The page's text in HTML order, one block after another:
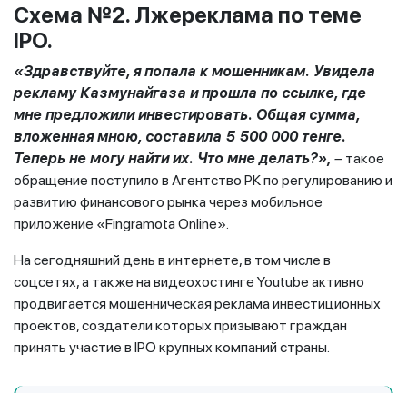
Схема №2. Лжереклама по теме
IPO.
«Здравствуйте, я попала к мошенникам. Увидела
рекламу Казмунайгаза и прошла по ссылке, где
мне предложили инвестировать. Общая сумма,
вложенная мною, составила 5 500 000 тенге.
Теперь не могу найти их. Что мне делать?», – такое
обращение поступило в Агентство РК по регулированию и
развитию финансового рынка через мобильное
приложение «Fingramota Online».
На сегодняшний день в интернете, в том числе в
соцсетях, а также на видеохостинге Youtube активно
продвигается мошенническая реклама инвестиционных
проектов, создатели которых призывают граждан
принять участие в IPO крупных компаний страны.